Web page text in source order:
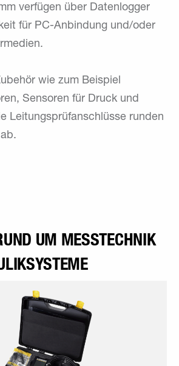
verfügen über Datenlogger
für PC-Anbindung und/oder
wie zum Beispiel
Sensoren für Druck und
Leitungsprüfanschlüsse runden
UM MESSTECHNIK